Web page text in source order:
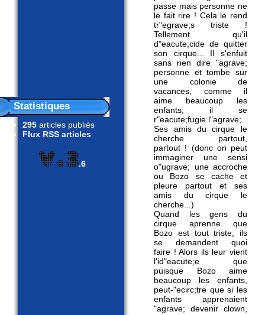
Statistiques
295 articles publiés
Flux RSS articles
.6
passe mais personne ne
le fait rire ! Cela le rend
tr"egrave;s triste !
Tellement qu'il
d"eacute;cide de quitter
son cirque... Il s'enfuit
sans rien dire "agrave;
personne et tombe sur
une colonie de
vacances, comme il
aime beaucoup les
enfants, il se
r"eacute;fugie l"agrave;.
Ses amis du cirque le
cherche partout,
partout ! (donc on peut
immaginer une sensi
o"ugrave; une accroche
ou Bozo se cache et
pleure partout et ses
amis du cirque le
cherche...)
Quand les gens du
cirque aprenne que
Bozo est tout triste, ils
se demandent quoi
faire ! Alors ils leur vient
l'id"eacute;e que
puisque Bozo aime
beaucoup les enfants,
peut-"ecirc;tre que si les
enfants apprenaient
"agrave; devenir clown,